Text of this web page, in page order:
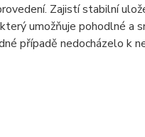
Zajistí stabilní
umožňuje pohodlné a
případě nedocházelo k